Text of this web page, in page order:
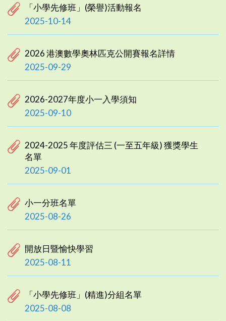
「小學先修班」(榮譽)活動報名
2025-10-14
2026 港澳數學奧林匹克公開賽報名詳情
2025-09-29
2026-2027年度小一入學須知
2025-09-10
2024-2025 年度評估三 (一至五年級) 獲獎學生
名單
2025-09-01
小一分班名單
2025-08-26
開放日暨愉快學習
2025-08-11
「小學先修班」(精進)分組名單
2025-08-08